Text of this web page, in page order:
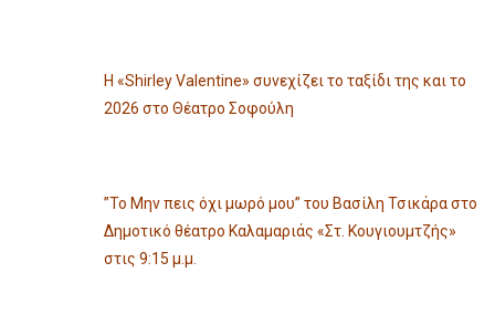
Η «Shirley Valentine» συνεχίζει το ταξίδι της και το
2026 στο Θέατρο Σοφούλη
”Το Μην πεις όχι μωρό μου” του Βασίλη Τσικάρα στο
Δημοτικό θέατρο Καλαμαριάς «Στ. Κουγιουμτζής»
στις 9:15 μ.μ.